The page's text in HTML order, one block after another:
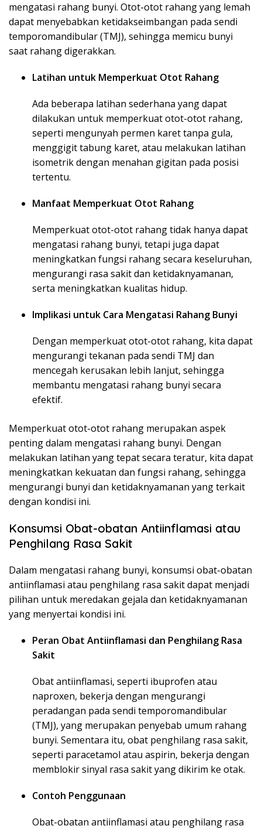
mengatasi rahang bunyi. Otot-otot rahang yang lemah
dapat menyebabkan ketidakseimbangan pada sendi
temporomandibular (TMJ), sehingga memicu bunyi
saat rahang digerakkan.
Latihan untuk Memperkuat Otot Rahang
Ada beberapa latihan sederhana yang dapat
dilakukan untuk memperkuat otot-otot rahang,
seperti mengunyah permen karet tanpa gula,
menggigit tabung karet, atau melakukan latihan
isometrik dengan menahan gigitan pada posisi
tertentu.
Manfaat Memperkuat Otot Rahang
Memperkuat otot-otot rahang tidak hanya dapat
mengatasi rahang bunyi, tetapi juga dapat
meningkatkan fungsi rahang secara keseluruhan,
mengurangi rasa sakit dan ketidaknyamanan,
serta meningkatkan kualitas hidup.
Implikasi untuk Cara Mengatasi Rahang Bunyi
Dengan memperkuat otot-otot rahang, kita dapat
mengurangi tekanan pada sendi TMJ dan
mencegah kerusakan lebih lanjut, sehingga
membantu mengatasi rahang bunyi secara
efektif.
Memperkuat otot-otot rahang merupakan aspek
penting dalam mengatasi rahang bunyi. Dengan
melakukan latihan yang tepat secara teratur, kita dapat
meningkatkan kekuatan dan fungsi rahang, sehingga
mengurangi bunyi dan ketidaknyamanan yang terkait
dengan kondisi ini.
Konsumsi Obat-obatan Antiinflamasi atau
Penghilang Rasa Sakit
Dalam mengatasi rahang bunyi, konsumsi obat-obatan
antiinflamasi atau penghilang rasa sakit dapat menjadi
pilihan untuk meredakan gejala dan ketidaknyamanan
yang menyertai kondisi ini.
Peran Obat Antiinflamasi dan Penghilang Rasa
Sakit
Obat antiinflamasi, seperti ibuprofen atau
naproxen, bekerja dengan mengurangi
peradangan pada sendi temporomandibular
(TMJ), yang merupakan penyebab umum rahang
bunyi. Sementara itu, obat penghilang rasa sakit,
seperti paracetamol atau aspirin, bekerja dengan
memblokir sinyal rasa sakit yang dikirim ke otak.
Contoh Penggunaan
Obat-obatan antiinflamasi atau penghilang rasa